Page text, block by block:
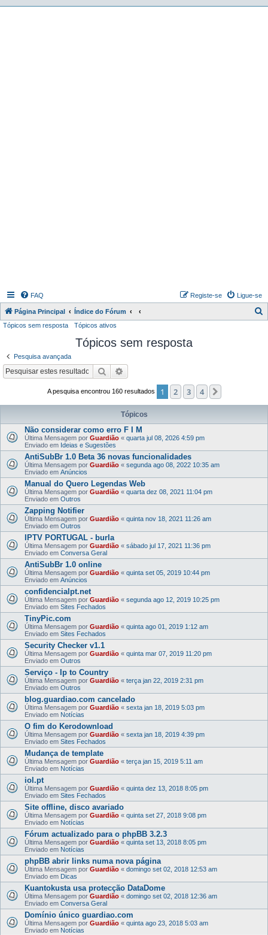
FAQ Ligue-se
Registe-se
Página Principal Índice do Fórum
r
Tópicos sem resposta Tópicos ativos
Tópicos sem resposta
Pesquisa avançada
Pesquisar
A pesquisa encontrou 160 resultados 1 2 3 4
Tópicos
Não considerar como erro F I M
Última Mensagem por Guardião « quarta jul 08, 2026 4:59 pm
Enviado em Ideias e Sugestões
AntiSubBr 1.0 Beta 36 novas funcionalidades
Última Mensagem por Guardião « segunda ago 08, 2022 10:35 am
Enviado em Anúncios
Manual do Quero Legendas Web
Última Mensagem por Guardião « quarta dez 08, 2021 11:04 pm
Enviado em Outros
Zapping Notifier
Última Mensagem por Guardião « quinta nov 18, 2021 11:26 am
Enviado em Outros
IPTV PORTUGAL - burla
Última Mensagem por Guardião « sábado jul 17, 2021 11:36 pm
Enviado em Conversa Geral
AntiSubBr 1.0 online
Última Mensagem por Guardião « quinta set 05, 2019 10:44 pm
Enviado em Anúncios
confidencialpt.net
Última Mensagem por Guardião « segunda ago 12, 2019 10:25 pm
Enviado em Sites Fechados
TinyPic.com
Última Mensagem por Guardião « quinta ago 01, 2019 1:12 am
Enviado em Sites Fechados
Security Checker v1.1
Última Mensagem por Guardião « quinta mar 07, 2019 11:20 pm
Enviado em Outros
Serviço - Ip to Country
Última Mensagem por Guardião « terça jan 22, 2019 2:31 pm
Enviado em Outros
blog.guardiao.com cancelado
Última Mensagem por Guardião « sexta jan 18, 2019 5:03 pm
Enviado em Notícias
O fim do Kerodownload
Última Mensagem por Guardião « sexta jan 18, 2019 4:39 pm
Enviado em Sites Fechados
Mudança de template
Última Mensagem por Guardião « terça jan 15, 2019 5:11 am
Enviado em Notícias
iol.pt
Última Mensagem por Guardião « quinta dez 13, 2018 8:05 pm
Enviado em Sites Fechados
Site offline, disco avariado
Última Mensagem por Guardião « quinta set 27, 2018 9:08 pm
Enviado em Notícias
Fórum actualizado para o phpBB 3.2.3
Última Mensagem por Guardião « quinta set 13, 2018 8:05 pm
Enviado em Notícias
phpBB abrir links numa nova página
Última Mensagem por Guardião « domingo set 02, 2018 12:53 am
Enviado em Dicas
Kuantokusta usa protecção DataDome
Última Mensagem por Guardião « domingo set 02, 2018 12:36 am
Enviado em Conversa Geral
Domínio único guardiao.com
Última Mensagem por Guardião « quinta ago 23, 2018 5:03 am
Enviado em Notícias